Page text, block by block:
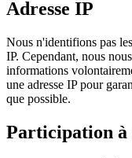
Adresse IP
Nous n'identifions pas
IP. Cependant, nous
informations
une adresse IP pour
que possible.
Participation à